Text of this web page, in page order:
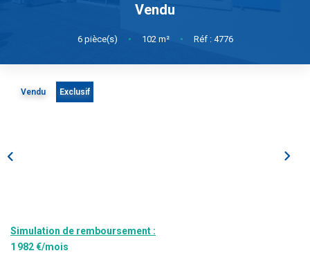
NOS SERVICES
NOTRE ÉQUIPE
Vendu
6pièce(s) • 102 m² • Réf : 4776
Vendu Exclusif
Simulation de remboursement :
1 982 €/mois